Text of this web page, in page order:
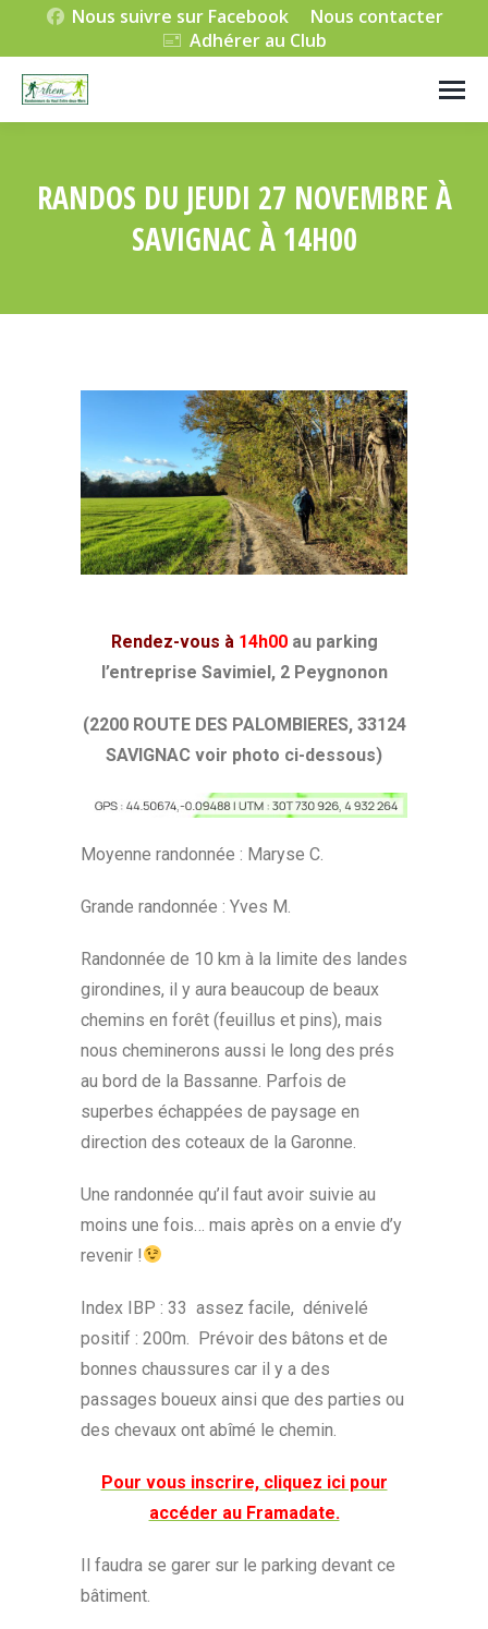
Nous suivre sur Facebook
Nous contacter
Adhérer au Club
RANDOS DU JEUDI 27 NOVEMBRE À
SAVIGNAC À 14H00
Rendez-vous à 14h00 au parking
l’entreprise Savimiel, 2 Peygnonon
(2200 ROUTE DES PALOMBIERES, 33124
SAVIGNAC voir photo ci-dessous)
Moyenne randonnée : Maryse C.
Grande randonnée : Yves M.
Randonnée de 10 km à la limite des landes
girondines, il y aura beaucoup de beaux
chemins en forêt (feuillus et pins), mais
nous cheminerons aussi le long des prés
au bord de la Bassanne. Parfois de
superbes échappées de paysage en
direction des coteaux de la Garonne.
Une randonnée qu’il faut avoir suivie au
moins une fois… mais après on a envie d’y
revenir !
Index IBP : 33 assez facile, dénivelé
positif : 200m. Prévoir des bâtons et de
bonnes chaussures car il y a des
passages boueux ainsi que des parties ou
des chevaux ont abîmé le chemin.
Pour vous inscrire, cliquez ici pour
accéder au Framadate.
Il faudra se garer sur le parking devant ce
bâtiment.